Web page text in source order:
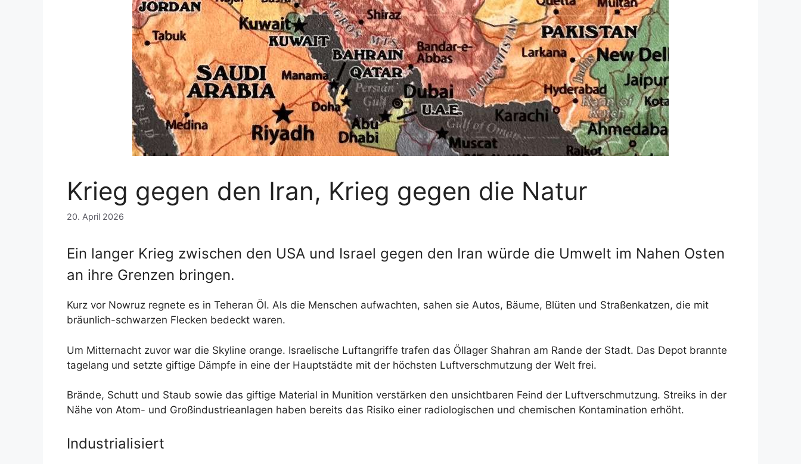
Krieg gegen den Iran, Krieg gegen die Natur
20. April 2026
Ein langer Krieg zwischen den USA und Israel gegen den Iran würde die Umwelt im Nahen Osten
an ihre Grenzen bringen.
Kurz vor Nowruz regnete es in Teheran Öl. Als die Menschen aufwachten, sahen sie Autos, Bäume, Blüten und Straßenkatzen, die mit
bräunlich-schwarzen Flecken bedeckt waren.
Um Mitternacht zuvor war die Skyline orange. Israelische Luftangriffe trafen das Öllager Shahran am Rande der Stadt. Das Depot brannte
tagelang und setzte giftige Dämpfe in eine der Hauptstädte mit der höchsten Luftverschmutzung der Welt frei.
Brände, Schutt und Staub sowie das giftige Material in Munition verstärken den unsichtbaren Feind der Luftverschmutzung. Streiks in der
Nähe von Atom- und Großindustrieanlagen haben bereits das Risiko einer radiologischen und chemischen Kontamination erhöht.
Industrialisiert